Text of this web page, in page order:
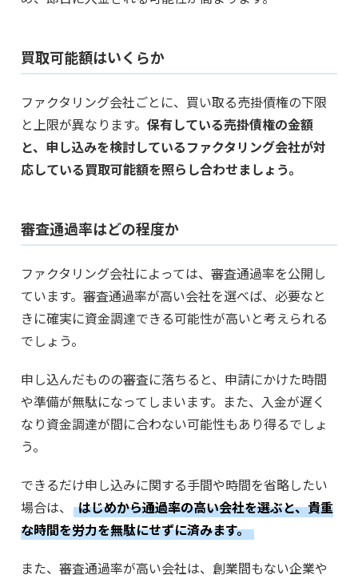
買取可能額はいくらか
ファクタリング会社ごとに、買い取る売掛債権の下限
と上限が異なります。 保有している売掛債権の金額
と、申し込みを検討しているファクタリング会社が対
応している買取可能額を照らし合わせましょう。
審査通過率はどの程度か
ファクタリング会社によっては、審査通過率を公開し
ています。審査通過率が高い会社を選べば、必要なと
きに確実に資金調達できる可能性が高いと考えられる
でしょう。
申し込んだものの審査に落ちると、申請にかけた時間
や準備が無駄になってしまいます。また、入金が遅く
なり資金調達が間に合わない可能性もあり得るでしょ
う。
できるだけ申し込みに関する手間や時間を省略したい
場合は、
はじめから通過率の高い会社を選ぶと、貴重
な時間を労力を無駄にせずに済みます。
また、審査通過率が高い会社は、創業間もない企業や